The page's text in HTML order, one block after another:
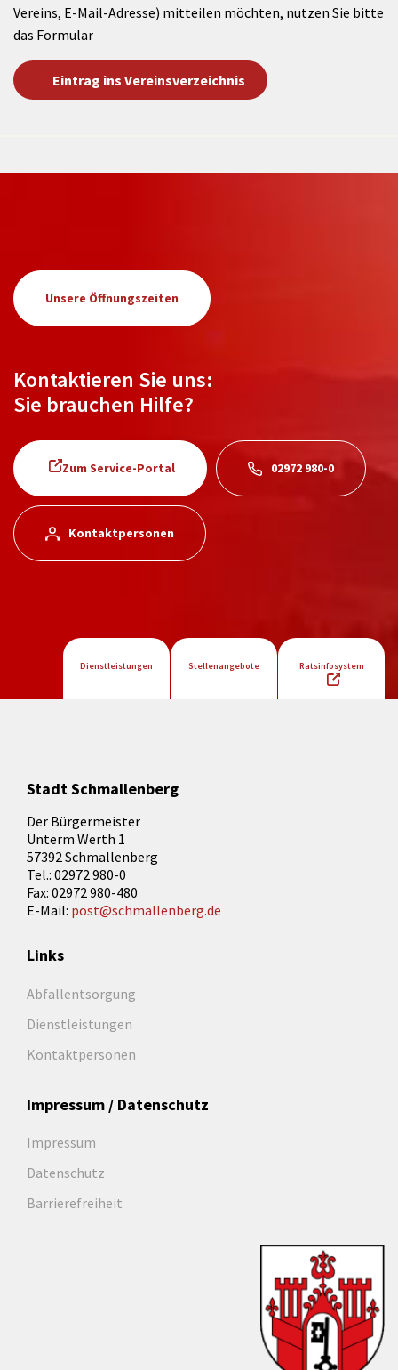
Vereins, E-Mail-Adresse) mitteilen möchten, nutzen Sie bitte
das Formular
Eintrag ins Vereinsverzeichnis
Unsere Öffnungszeiten
Kontaktieren Sie uns:
Sie brauchen Hilfe?
Zum Service-Portal 02972 980-0
Kontaktpersonen
Dienstleistungen Stellenangebote Ratsinfosystem
Stadt Schmallenberg
Der Bürgermeister
Unterm Werth 1
57392 Schmallenberg
Tel.: 02972 980-0
Fax: 02972 980-480
E-Mail: post@schmallenberg.de
Links
Abfallentsorgung
Dienstleistungen
Kontaktpersonen
Impressum / Datenschutz
Impressum
Datenschutz
Barrierefreiheit